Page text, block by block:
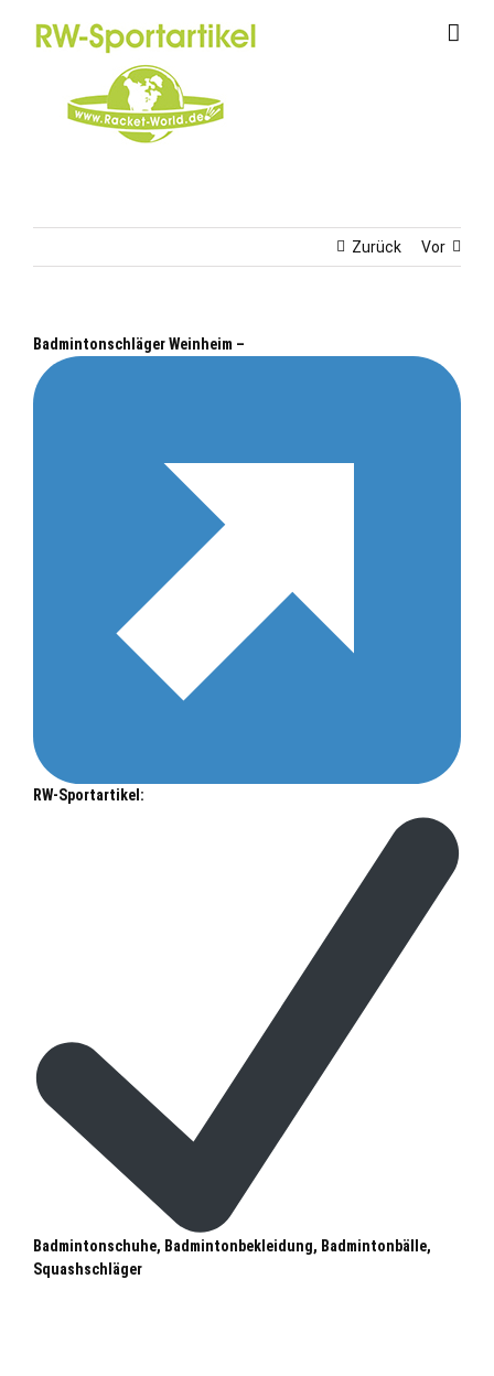
Zurück Vor
Badmintonschläger Weinheim –
RW-Sportartikel:
Badmintonschuhe, Badmintonbekleidung, Badmintonbälle,
Squashschläger